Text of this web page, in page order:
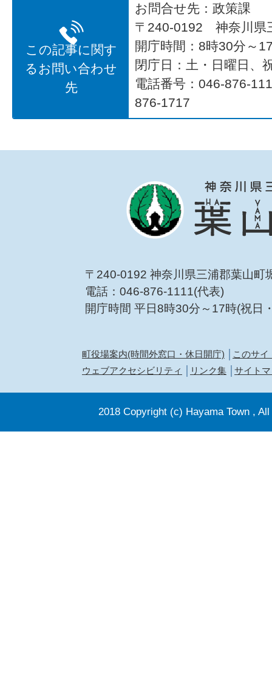
この記事に関す
るお問い合わせ
先
お問合せ先：政策課
〒240-0192 神奈川県
開庁時間：8時30分～
閉庁日：土・日曜日、
電話番号：046-876-
876-1717
〒240-0192 神奈川県三浦郡葉山町
電話：046-876-1111(代表)
開庁時間 平日8時30分～17時(祝日
町役場案内(時間外窓口・休日開庁)
このサイ
ウェブアクセシビリティ
リンク集 サイト
2018 Copyright (c) Hayama Town ,